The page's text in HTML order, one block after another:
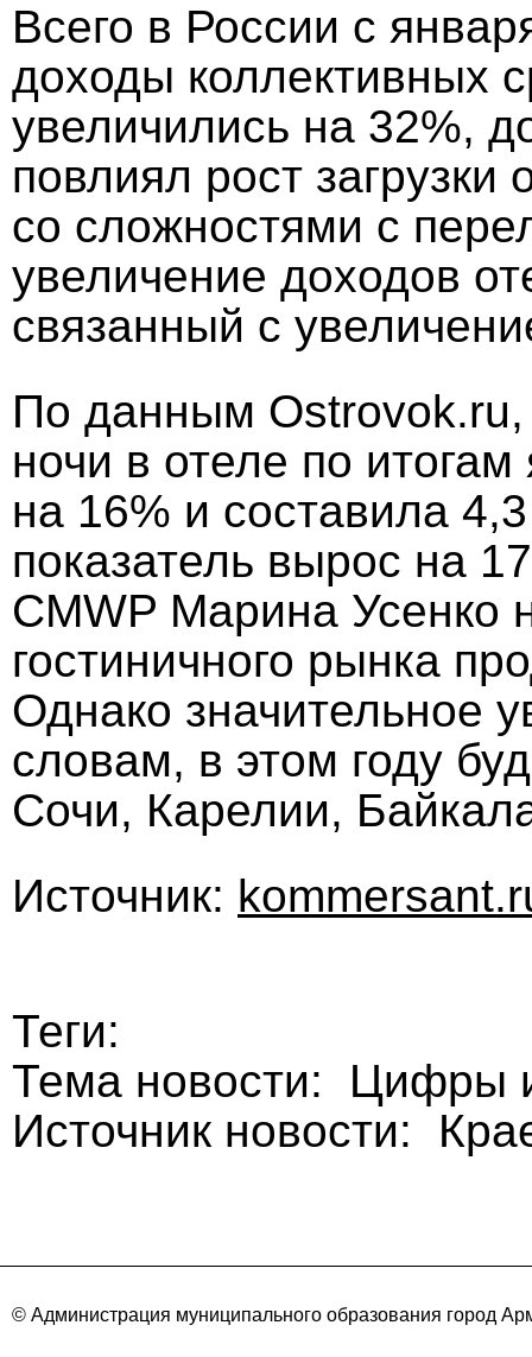
Всего в России с
доходы коллективных
увеличились на 32%,
повлиял рост
со сложностями с
увеличение доходов
связанный с
По данным Ostrovok.ru,
ночи в отеле по
на 16% и составила
показатель вырос на
CMWP Марина Усенко
гостиничного рынка
Однако значительное
словам, в этом году
Сочи, Карелии,
Источник:
Теги:
Тема новости: Цифры
Источник новости:
© Администрация муниципального образования город